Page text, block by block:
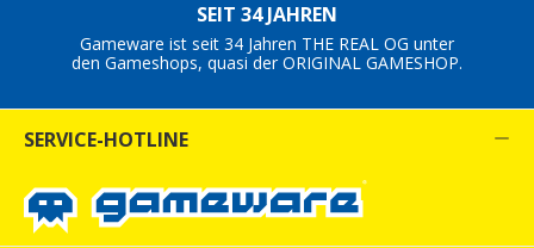
SEIT 34 JAHREN
Gameware ist seit 34 Jahren THE REAL OG unter
den Gameshops, quasi der ORIGINAL GAMESHOP.
SERVICE-HOTLINE